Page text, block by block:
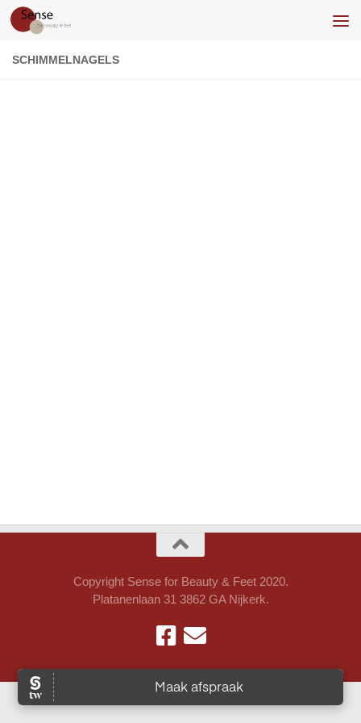
Doorgaan naar inhoud
SCHIMMELNAGELS
Copyright Sense for Beauty & Feet 2020.
Platanenlaan 31 3862 GA Nijkerk.